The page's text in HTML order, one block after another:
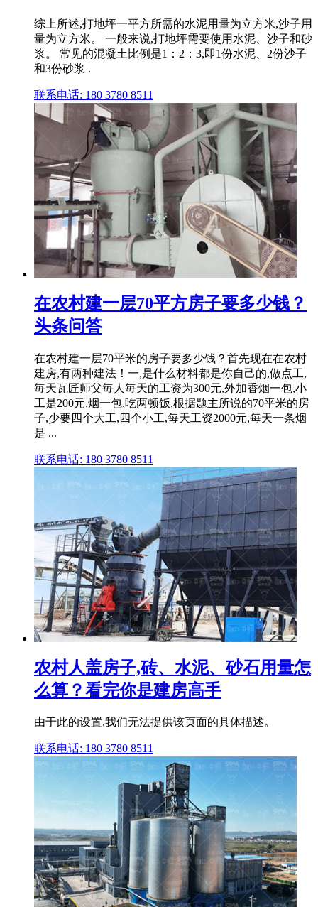
综上所述,打地坪一平方所需的水泥用量为立方米,沙子用
量为立方米。 一般来说,打地坪需要使用水泥、沙子和砂
浆。 常见的混凝土比例是1：2：3,即1份水泥、2份沙子
和3份砂浆 .
联系电话: 180 3780 8511
在农村建一层70平方房子要多少钱？
头条问答
在农村建一层70平米的房子要多少钱？首先现在在农村
建房,有两种建法！一,是什么材料都是你自己的,做点工,
毎天瓦匠师父毎人毎天的工资为300元,外加香烟一包,小
工是200元,烟一包,吃两顿饭,根据题主所说的70平米的房
子,少要四个大工,四个小工,每天工资2000元,每天一条烟
是 ...
联系电话: 180 3780 8511
农村人盖房子,砖、水泥、砂石用量怎
么算？看完你是建房高手
由于此的设置,我们无法提供该页面的具体描述。
联系电话: 180 3780 8511